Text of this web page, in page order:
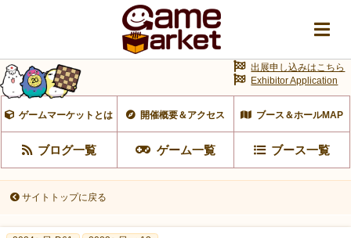
ゲームマーケットとは 開催概要＆アクセス ブース＆ホールMAP
ブログ一覧 ゲーム一覧 ブース一覧
出展申し込みはこちら
Exhibitor Application
サイトトップに戻る